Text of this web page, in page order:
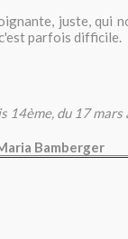
juste, qui
parfois difficile.
du 17 mars
Bamberger